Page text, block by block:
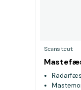
Scanstrut